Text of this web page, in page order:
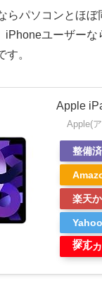
らパソコンとほ
iPhoneユーザー
す。
Apple
Apple(
整備
楽天
探す
メル